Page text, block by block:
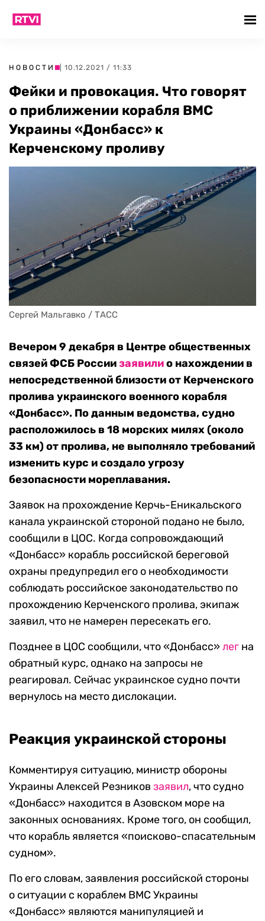
НОВОСТИ | 10.12.2021 / 11:33
Фейки и провокация. Что говорят
о приближении корабля ВМС
Украины «Донбасс» к
Керченскому проливу
Сергей Мальгавко / ТАСС
Вечером 9 декабря в Центре общественных
связей ФСБ Россиизаявилио нахождении в
непосредственной близости от Керченского
пролива украинского военного корабля
«Донбасс». По данным ведомства, судно
расположилось в 18 морских милях (около
33 км) от пролива, не выполняло требований
изменить курс и создало угрозу
безопасности мореплавания.
Заявок на прохождение Керчь-Еникальского
канала украинской стороной подано не было,
сообщили в ЦОС. Когда сопровождающий
«Донбасс» корабль российской береговой
охраны предупредил его о необходимости
соблюдать российское законодательство по
прохождению Керченского пролива, экипаж
заявил, что не намерен пересекать его.
Позднее в ЦОС сообщили, что «Донбасс»лег на
обратный курс, однако на запросы не
реагировал. Сейчас украинское судно почти
вернулось на место дислокации.
Реакция украинской стороны
Комментируя ситуацию, министр обороны
Украины Алексей Резников заявил, что судно
«Донбасс» находится в Азовском море на
законных основаниях. Кроме того, он сообщил,
что корабль является «поисково-спасательным
судном».
По его словам, заявления российской стороны
о ситуации с кораблем ВМС Украины
«Донбасс» являются манипуляцией и